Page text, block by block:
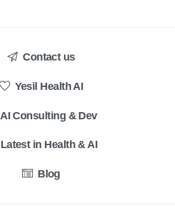
Contact us
Yesil Health AI
AI Consulting & Dev
Latest in Health & AI
Blog